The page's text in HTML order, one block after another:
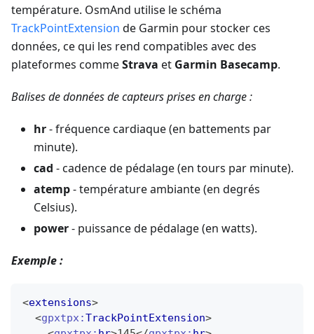
température. OsmAnd utilise le schéma
TrackPointExtension de Garmin pour stocker ces
données, ce qui les rend compatibles avec des
plateformes commeStrava et Garmin Basecamp.
Balises de données de capteurs prises en charge :
hr- fréquence cardiaque (en battements par
minute).
cad - cadence de pédalage (en tours par minute).
atemp- température ambiante (en degrés
Celsius).
power- puissance de pédalage (en watts).
Exemple :
<extensions>
<gpxtpx:TrackPointExtension>